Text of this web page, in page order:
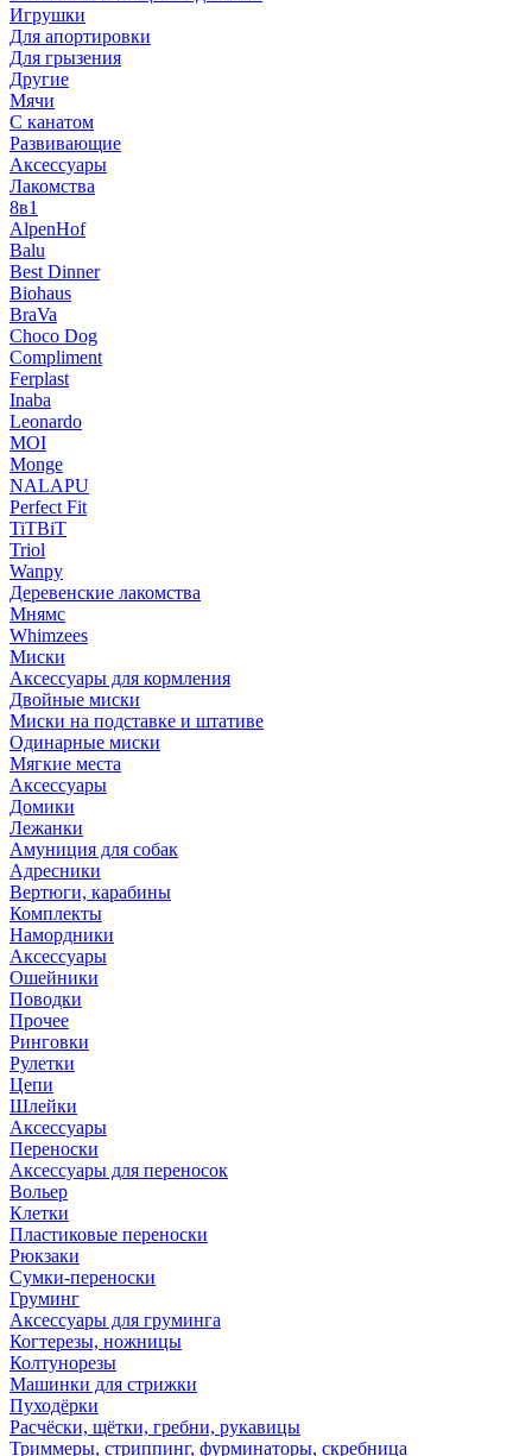
Игрушки
Для апортировки
Для грызения
Другие
Мячи
С канатом
Развивающие
Аксессуары
Лакомства
8в1
AlpenHof
Balu
Best Dinner
Biohaus
BraVa
Choco Dog
Compliment
Ferplast
Inaba
Leonardo
MOI
Monge
NALAPU
Perfect Fit
TiTBiT
Triol
Wanpy
Деревенские лакомства
Мнямс
Whimzees
Миски
Аксессуары для кормления
Двойные миски
Миски на подставке и штативе
Одинарные миски
Мягкие места
Аксессуары
Домики
Лежанки
Амуниция для собак
Адресники
Вертюги, карабины
Комплекты
Намордники
Аксессуары
Ошейники
Поводки
Прочее
Ринговки
Рулетки
Цепи
Шлейки
Аксессуары
Переноски
Аксессуары для переносок
Вольер
Клетки
Пластиковые переноски
Рюкзаки
Сумки-переноски
Груминг
Аксессуары для груминга
Когтерезы, ножницы
Колтунорезы
Машинки для стрижки
Пуходёрки
Расчёски, щётки, гребни, рукавицы
Триммеры, стриппинг, фурминаторы, скребница